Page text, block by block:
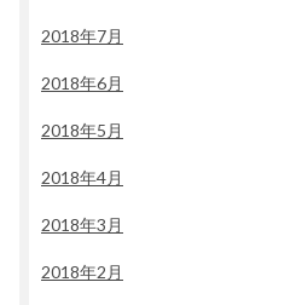
2018年7月
2018年6月
2018年5月
2018年4月
2018年3月
2018年2月